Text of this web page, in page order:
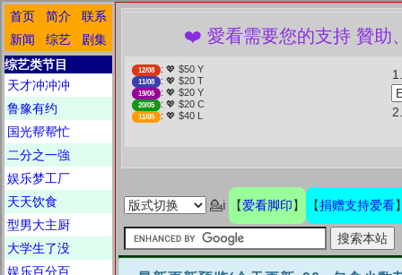
首页 简介
联系
新闻
综艺
剧集
综艺类节目
天才冲冲冲
鲁豫有约
国光帮帮忙
二分之一強
娱乐梦工厂
天天饮食
型男大主厨
大学生了没
娱乐百分百
❤️ 愛看需要您的支持 贊助、捐贈愛
12/08 : 💖 $50 Y
11/08 : 💖 $20 T
19/06 : 💖 $20 Y
20/05 : 💖 $20 C
11/05 : 💖 $40 L
💁ℹ 【爱看脚印】 【捐赠支持爱看